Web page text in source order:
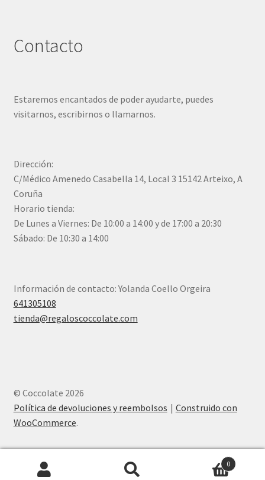
Contacto
Estaremos encantados de poder ayudarte, puedes
visitarnos, escribirnos o llamarnos.
Dirección:
C/Médico Amenedo Casabella 14, Local 3 15142 Arteixo, A
Coruña
Horario tienda:
De Lunes a Viernes: De 10:00 a 14:00 y de 17:00 a 20:30
Sábado: De 10:30 a 14:00
Información de contacto: Yolanda Coello Orgeira
641305108
tienda@regaloscoccolate.com
© Coccolate 2026
Política de devoluciones y reembolsos
Construido con
WooCommerce.
0